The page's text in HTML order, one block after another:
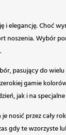
i elegancję. Choć
noszenia. Wybór
pasujący do
gamie
jak i na
nosić przez cały
gdy te wzorzyste